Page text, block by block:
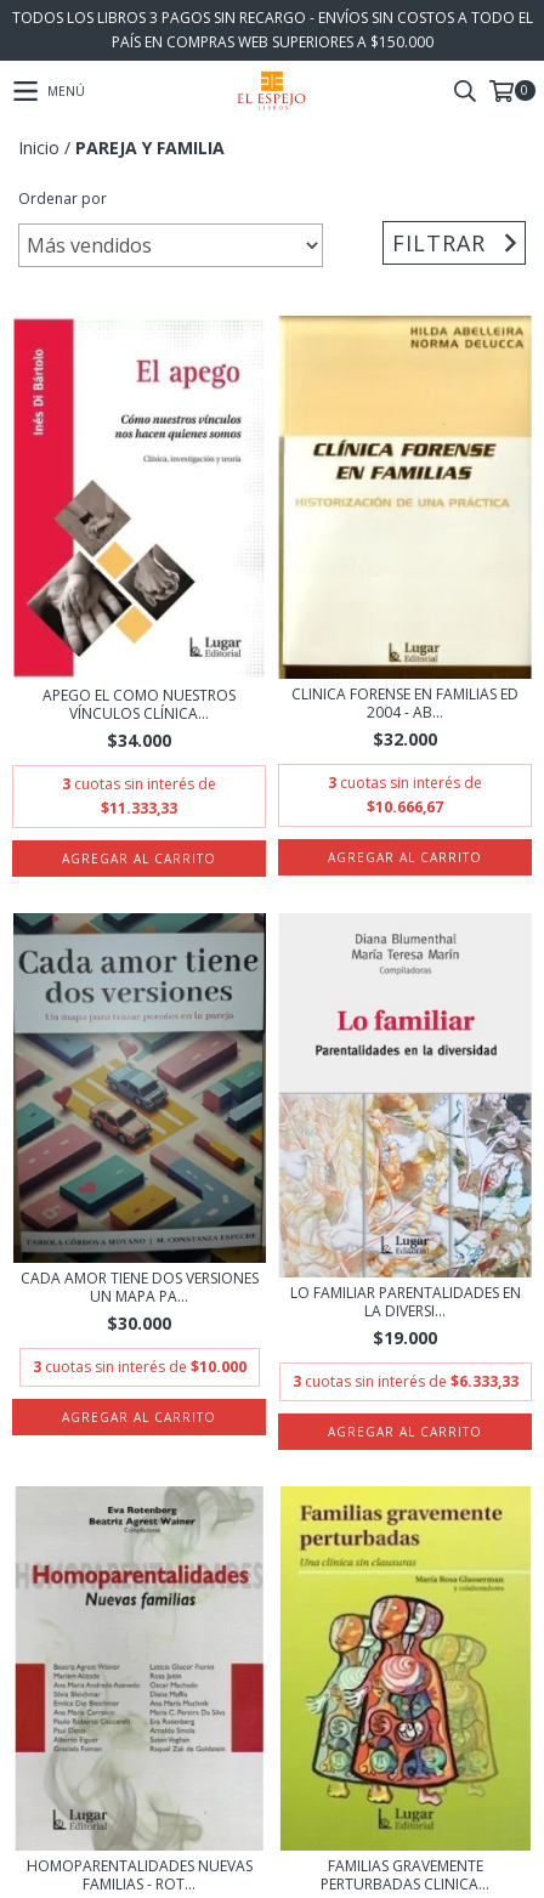
TODOS LOS LIBROS 3 PAGOS SIN RECARGO - ENVÍOS SIN COSTOS A TODO EL
PAÍS EN COMPRAS WEB SUPERIORES A $150.000
MENÚ 0
Inicio / PAREJA Y FAMILIA
Ordenar por
FILTRAR
APEGO EL COMO NUESTROS
VÍNCULOS CLÍNICA...
$34.000
3 cuotas sin interés de
$11.333,33
CLINICA FORENSE EN FAMILIAS ED
2004 - AB...
$32.000
3 cuotas sin interés de
$10.666,67
CADA AMOR TIENE DOS VERSIONES
UN MAPA PA...
$30.000
3 cuotas sin interés de $10.000
LO FAMILIAR PARENTALIDADES EN
LA DIVERSI...
$19.000
3 cuotas sin interés de $6.333,33
HOMOPARENTALIDADES NUEVAS
FAMILIAS - ROT...
FAMILIAS GRAVEMENTE
PERTURBADAS CLINICA...